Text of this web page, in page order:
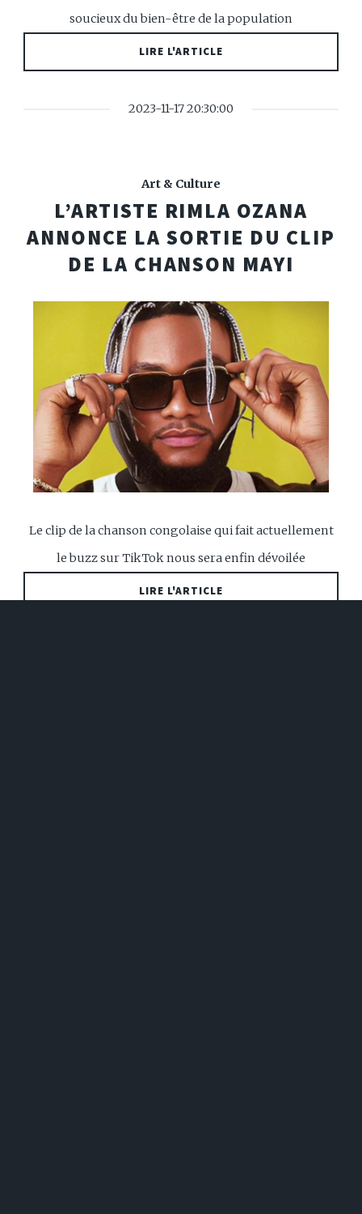
soucieux du bien-être de la population
LIRE L'ARTICLE
2023-11-17 20:30:00
Art & Culture
L’ARTISTE RIMLA OZANA
ANNONCE LA SORTIE DU CLIP
DE LA CHANSON MAYI
Le clip de la chanson congolaise qui fait actuellement
le buzz sur TikTok nous sera enfin dévoilée
LIRE L'ARTICLE